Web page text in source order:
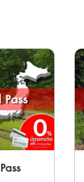
Closure)
en/have-
สถานที่ )
องเที่ยวที่
JR
ได้ 90 วัน
ลกตั๋วจริงที่
กขัตฤกษ์
ช้
พิเศษ